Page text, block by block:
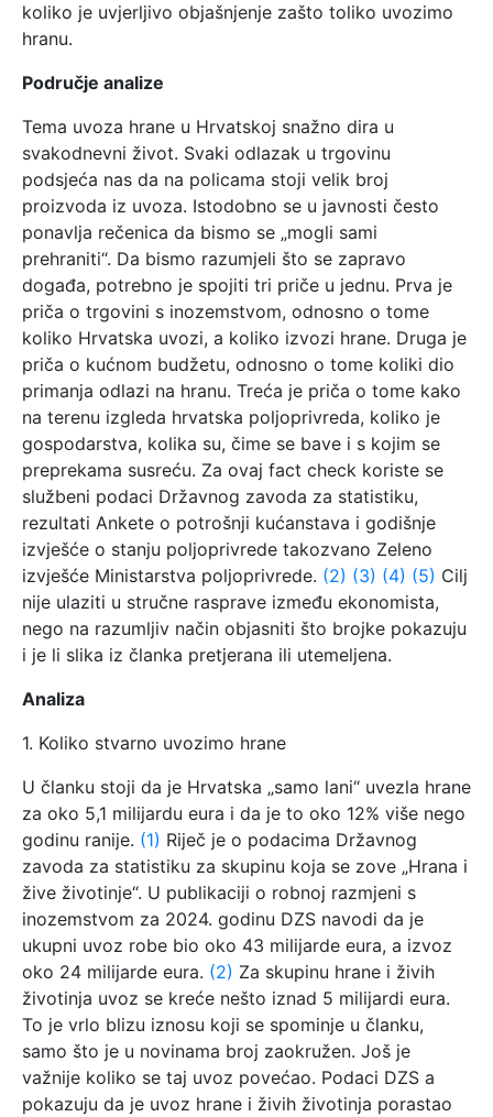
koliko je uvjerljivo objašnjenje zašto toliko uvozimo
hranu.
Područje analize
Tema uvoza hrane u Hrvatskoj snažno dira u
svakodnevni život. Svaki odlazak u trgovinu
podsjeća nas da na policama stoji velik broj
proizvoda iz uvoza. Istodobno se u javnosti često
ponavlja rečenica da bismo se „mogli sami
prehraniti“. Da bismo razumjeli što se zapravo
događa, potrebno je spojiti tri priče u jednu. Prva je
priča o trgovini s inozemstvom, odnosno o tome
koliko Hrvatska uvozi, a koliko izvozi hrane. Druga je
priča o kućnom budžetu, odnosno o tome koliki dio
primanja odlazi na hranu. Treća je priča o tome kako
na terenu izgleda hrvatska poljoprivreda, koliko je
gospodarstva, kolika su, čime se bave i s kojim se
preprekama susreću. Za ovaj fact check koriste se
službeni podaci Državnog zavoda za statistiku,
rezultati Ankete o potrošnji kućanstava i godišnje
izvješće o stanju poljoprivrede takozvano Zeleno
izvješće Ministarstva poljoprivrede. (2) (3) (4) (5) Cilj
nije ulaziti u stručne rasprave između ekonomista,
nego na razumljiv način objasniti što brojke pokazuju
i je li slika iz članka pretjerana ili utemeljena.
Analiza
1. Koliko stvarno uvozimo hrane
U članku stoji da je Hrvatska „samo lani“ uvezla hrane
za oko 5,1 milijardu eura i da je to oko 12% više nego
godinu ranije. (1) Riječ je o podacima Državnog
zavoda za statistiku za skupinu koja se zove „Hrana i
žive životinje“. U publikaciji o robnoj razmjeni s
inozemstvom za 2024. godinu DZS navodi da je
ukupni uvoz robe bio oko 43 milijarde eura, a izvoz
oko 24 milijarde eura. (2) Za skupinu hrane i živih
životinja uvoz se kreće nešto iznad 5 milijardi eura.
To je vrlo blizu iznosu koji se spominje u članku,
samo što je u novinama broj zaokružen. Još je
važnije koliko se taj uvoz povećao. Podaci DZS a
pokazuju da je uvoz hrane i živih životinja porastao